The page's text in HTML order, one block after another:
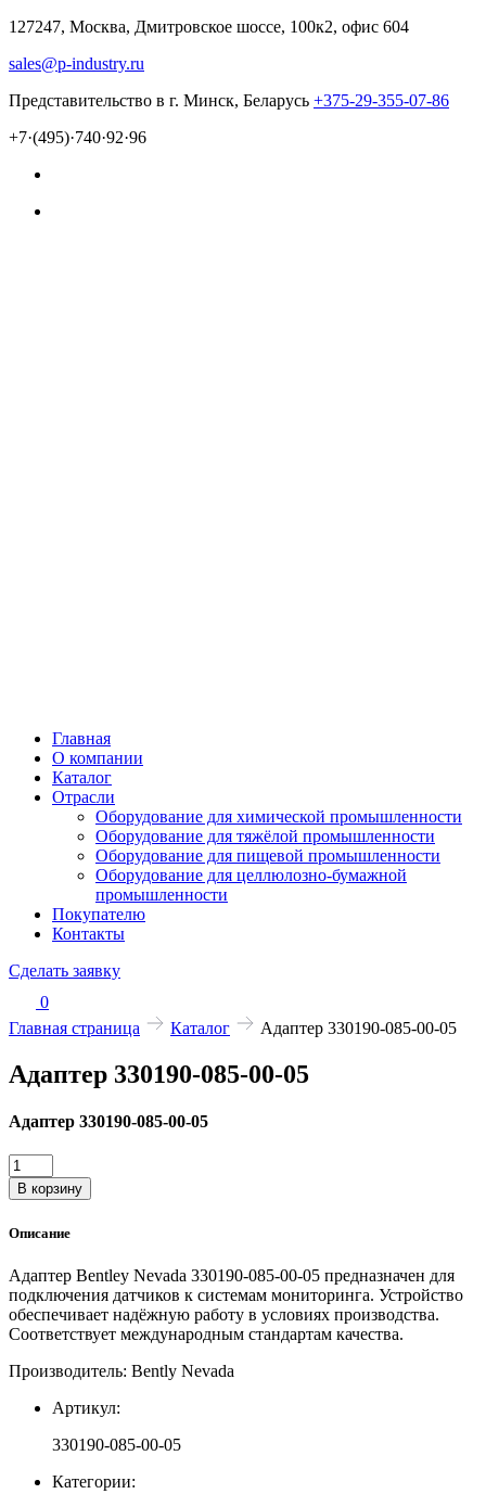
127247, Москва, Дмитровское шоссе, 100к2, офис 604
sales@p-industry.ru
Представительство в г. Минск, Беларусь +375-29-355-07-86
+7·(495)·740·92·96
Главная
О компании
Каталог
Отрасли
Оборудование для химической промышленности
Оборудование для тяжёлой промышленности
Оборудование для пищевой промышленности
Оборудование для целлюлозно-бумажной
промышленности
Покупателю
Контакты
Сделать заявку
0
Главная страница
Каталог Адаптер 330190-085-00-05
Адаптер 330190-085-00-05
Адаптер 330190-085-00-05
Количество
товара
Адаптер
085-
05
В корзину
Описание
Адаптер Bentley Nevada 330190-085-00-05 предназначен для
подключения датчиков к системам мониторинга. Устройство
обеспечивает надёжную работу в условиях производства.
Соответствует международным стандартам качества.
Производитель: Bently Nevada
Артикул:
330190-085-00-05
Категории: